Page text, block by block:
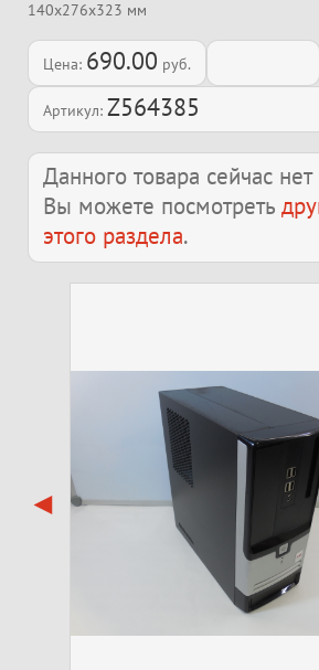
140x276x323 мм
Цена: 690.00 руб.
Артикул: Z564385
Данного товара сейчас
Вы можете посмотреть
этого раздела.